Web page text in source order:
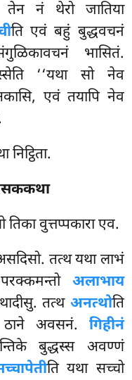
तेन नं थेरो जातिया
ति एवं बहुं बुद्धवचनं
भासितं.
‘‘यथा सो नेव
एवं तयापि नेव
तिका वुत्तप्पकारा एव.
तत्थ यथा लाभं
अलाभाय
तत्थ अनत्थोति
ठाने अवसनं. गिहीनं
बुद्धस्स अवण्णं
ति यथा सच्चो